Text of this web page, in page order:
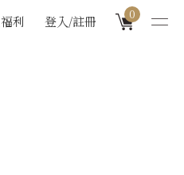
利 登入/註冊 0